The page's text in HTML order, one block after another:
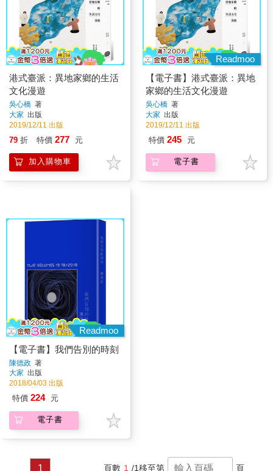
港式臺派：異地家鄉的生活
文化漫遊
吳心橋 著
大家 出版
2019/12/11 出版
79 折 特價 277 元
加入購物車
Readmoo
【電子書】港式臺派：異地
家鄉的生活文化漫遊
吳心橋 著
大家 出版
2019/12/11 出版
特價 245 元
電子書
Readmoo
【電子書】我們告別的時刻
陳德政 著
大家 出版
2018/04/03 出版
特價 224 元
電子書
1 頁數 1 /1移至第 頁